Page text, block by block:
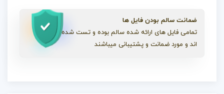
ضمانت سالم بودن فایل ها
تمامی فایل های ارائه شده سالم بوده و تست شده
اند و مورد ضمانت و پشتیبانی میباشند